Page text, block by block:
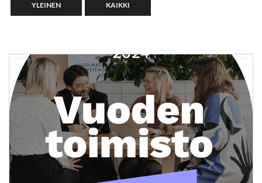
YLEINEN KAIKKI